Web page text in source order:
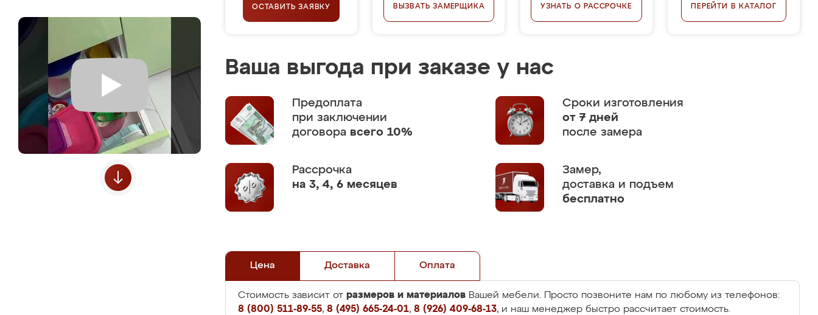
ОСТАВИТЬ ЗАЯВКУ ВЫЗВАТЬ ЗАМЕРЩИКА УЗНАТЬ О РАССРОЧКЕ ПЕРЕЙТИ В КАТАЛОГ
Ваша выгода при заказе у нас
Предоплата
при заключении
договора всего 10%
Сроки изготовления
от 7 дней
после замера
Рассрочка
на 3, 4, 6 месяцев
Замер,
доставка и подъем
бесплатно
Цена Доставка Оплата
Стоимость зависит от размеров и материалов Вашей мебели. Просто позвоните нам по любому из телефонов:
8 (800) 511-89-55, 8 (495) 665-24-01, 8 (926) 409-68-13, и наш менеджер быстро рассчитает стоимость.